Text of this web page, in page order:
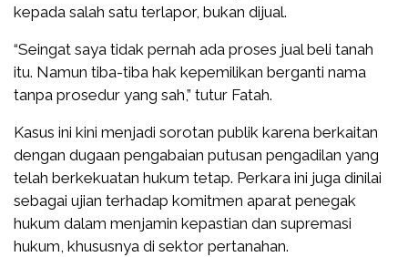
kepada salah satu terlapor, bukan dijual.
“Seingat saya tidak pernah ada proses jual beli tanah
itu. Namun tiba-tiba hak kepemilikan berganti nama
tanpa prosedur yang sah,” tutur Fatah.
Kasus ini kini menjadi sorotan publik karena berkaitan
dengan dugaan pengabaian putusan pengadilan yang
telah berkekuatan hukum tetap. Perkara ini juga dinilai
sebagai ujian terhadap komitmen aparat penegak
hukum dalam menjamin kepastian dan supremasi
hukum, khususnya di sektor pertanahan.